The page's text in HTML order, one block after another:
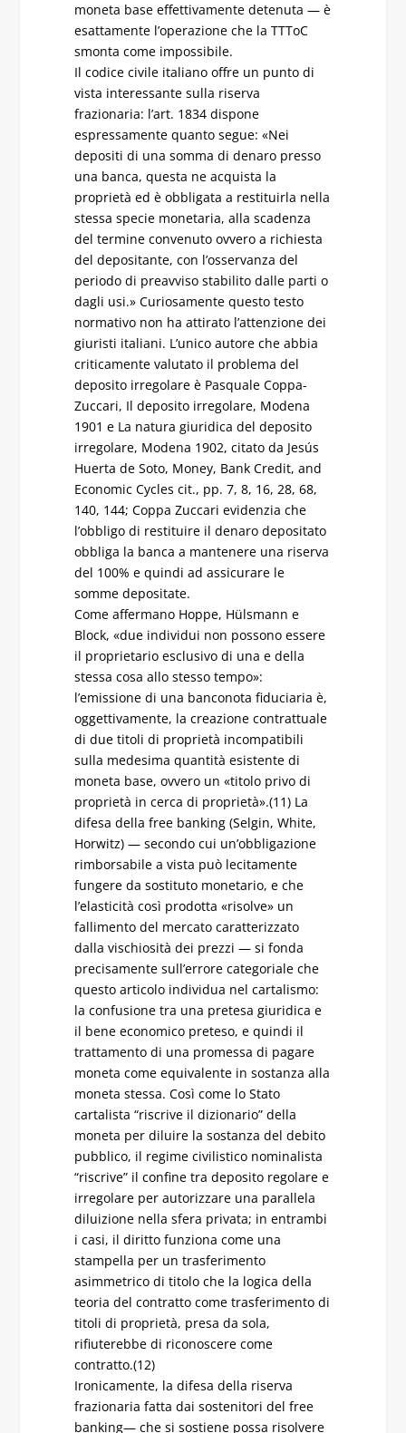
moneta base effettivamente detenuta — è
esattamente l’operazione che la TTToC
smonta come impossibile.
Il codice civile italiano offre un punto di
vista interessante sulla riserva
frazionaria: l’art. 1834 dispone
espressamente quanto segue: «Nei
depositi di una somma di denaro presso
una banca, questa ne acquista la
proprietà ed è obbligata a restituirla nella
stessa specie monetaria, alla scadenza
del termine convenuto ovvero a richiesta
del depositante, con l’osservanza del
periodo di preavviso stabilito dalle parti o
dagli usi.» Curiosamente questo testo
normativo non ha attirato l’attenzione dei
giuristi italiani. L’unico autore che abbia
criticamente valutato il problema del
deposito irregolare è Pasquale Coppa-
Zuccari, Il deposito irregolare, Modena
1901 e La natura giuridica del deposito
irregolare, Modena 1902, citato da Jesús
Huerta de Soto, Money, Bank Credit, and
Economic Cycles cit., pp. 7, 8, 16, 28, 68,
140, 144; Coppa Zuccari evidenzia che
l’obbligo di restituire il denaro depositato
obbliga la banca a mantenere una riserva
del 100% e quindi ad assicurare le
somme depositate.
Come affermano Hoppe, Hülsmann e
Block, «due individui non possono essere
il proprietario esclusivo di una e della
stessa cosa allo stesso tempo»:
l’emissione di una banconota fiduciaria è,
oggettivamente, la creazione contrattuale
di due titoli di proprietà incompatibili
sulla medesima quantità esistente di
moneta base, ovvero un «titolo privo di
proprietà in cerca di proprietà».(11) La
difesa della free banking (Selgin, White,
Horwitz) — secondo cui un’obbligazione
rimborsabile a vista può lecitamente
fungere da sostituto monetario, e che
l’elasticità così prodotta «risolve» un
fallimento del mercato caratterizzato
dalla vischiosità dei prezzi — si fonda
precisamente sull’errore categoriale che
questo articolo individua nel cartalismo:
la confusione tra una pretesa giuridica e
il bene economico preteso, e quindi il
trattamento di una promessa di pagare
moneta come equivalente in sostanza alla
moneta stessa. Così come lo Stato
cartalista “riscrive il dizionario” della
moneta per diluire la sostanza del debito
pubblico, il regime civilistico nominalista
“riscrive” il confine tra deposito regolare e
irregolare per autorizzare una parallela
diluizione nella sfera privata; in entrambi
i casi, il diritto funziona come una
stampella per un trasferimento
asimmetrico di titolo che la logica della
teoria del contratto come trasferimento di
titoli di proprietà, presa da sola,
rifiuterebbe di riconoscere come
contratto.(12)
Ironicamente, la difesa della riserva
frazionaria fatta dai sostenitori del free
banking— che si sostiene possa risolvere